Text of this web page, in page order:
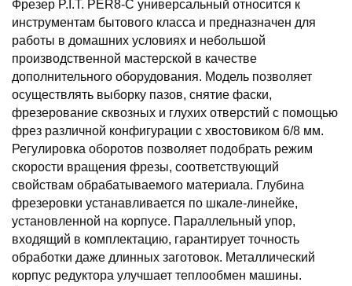
Фрезер P.I.T. PER8-C универсальный относится к
инструментам бытового класса и предназначен для
работы в домашних условиях и небольшой
производственной мастерской в качестве
дополнительного оборудования. Модель позволяет
осуществлять выборку пазов, снятие фаски,
фрезерование сквозных и глухих отверстий с помощью
фрез различной конфигурации с хвостовиком 6/8 мм.
Регулировка оборотов позволяет подобрать режим
скорости вращения фрезы, соответствующий
свойствам обрабатываемого материала. Глубина
фрезеровки устанавливается по шкале-линейке,
установленной на корпусе. Параллельный упор,
входящий в комплектацию, гарантирует точность
обработки даже длинных заготовок. Металлический
корпус редуктора улучшает теплообмен машины.